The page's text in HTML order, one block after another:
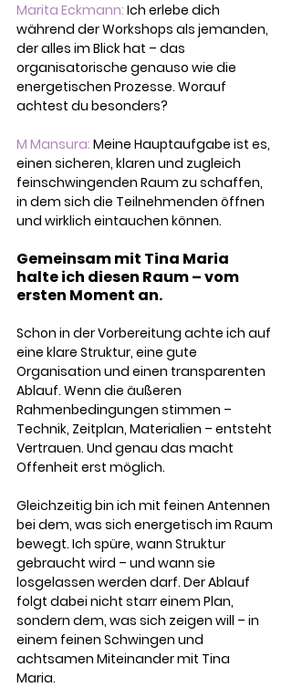
Marita Eckmann: Ich erlebe dich
während der Workshops als jemanden,
der alles im Blick hat – das
organisatorische genauso wie die
energetischen Prozesse. Worauf
achtest du besonders?
M Mansura: Meine Hauptaufgabe ist es,
einen sicheren, klaren und zugleich
feinschwingenden Raum zu schaffen,
in dem sich die Teilnehmenden öffnen
und wirklich eintauchen können.
Gemeinsam mit Tina Maria
halte ich diesen Raum – vom
ersten Moment an.
Schon in der Vorbereitung achte ich auf
eine klare Struktur, eine gute
Organisation und einen transparenten
Ablauf. Wenn die äußeren
Rahmenbedingungen stimmen –
Technik, Zeitplan, Materialien – entsteht
Vertrauen. Und genau das macht
Offenheit erst möglich.
Gleichzeitig bin ich mit feinen Antennen
bei dem, was sich energetisch im Raum
bewegt. Ich spüre, wann Struktur
gebraucht wird – und wann sie
losgelassen werden darf. Der Ablauf
folgt dabei nicht starr einem Plan,
sondern dem, was sich zeigen will – in
einem feinen Schwingen und
achtsamen Miteinander mit Tina
Maria.